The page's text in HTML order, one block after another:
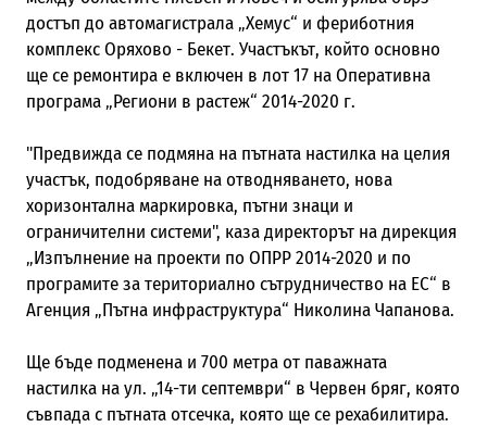
достъп до автомагистрала „Хемус“ и фериботния
комплекс Оряхово - Бекет. Участъкът, който основно
ще се ремонтира е включен в лот 17 на Оперативна
програма „Региони в растеж“ 2014-2020 г.
"Предвижда се подмяна на пътната настилка на целия
участък, подобряване на отводняването, нова
хоризонтална маркировка, пътни знаци и
ограничителни системи", каза директорът на дирекция
„Изпълнение на проекти по ОПРР 2014-2020 и по
програмите за териториално сътрудничество на ЕС“ в
Агенция „Пътна инфраструктура“ Николина Чапанова.
Ще бъде подменена и 700 метра от паважната
настилка на ул. „14-ти септември“ в Червен бряг, която
съвпада с пътната отсечка, която ще се рехабилитира.